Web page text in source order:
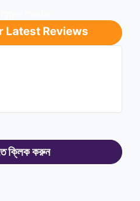
Latest Reviews
ক্লিক করুন